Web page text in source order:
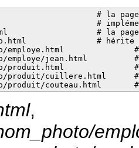
# la
#
# la
#
employe.html
employe/jean.html
produit.html
produit/cuillere.html
produit/couteau.html